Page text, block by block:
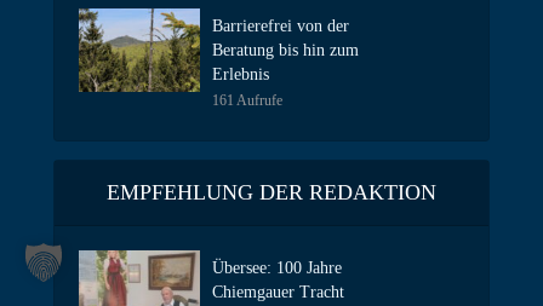
Barrierefrei von der
Beratung bis hin zum
Erlebnis
161 Aufrufe
EMPFEHLUNG DER REDAKTION
Übersee: 100 Jahre
Chiemgauer Tracht